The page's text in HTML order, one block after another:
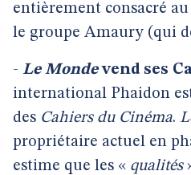
entièrement consacré
le groupe Amaury (qui
- Le Mondevend ses
international Phaidon
des Cahiers du Cinéma.
propriétaire actuel en
estime que les « qualités